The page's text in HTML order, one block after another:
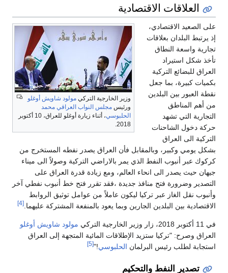
العلاقات الاقتصادية
وزير الخارجية التركي مولود شاويش أوغلو
ورئيس مجلس النواب العراقي محمد
الحلبوسي
، أثناء زيارة أوغلو للعراق، 10 أكتوبر
2018.
على الصعيد الاقتصادي،
إذ يرتبط البلدان بعلاقات
تجارية واسعة النطاق
تأخذ شكل استيراد
العراق للبضائع التركية
بكميات كبيرة، بما جعل
نقطة العبور بين البلدين
من أهم المناطق
التجارية التي تشهد
حركة دخول الشاحنات
التركية الى العراق
بشكل يومي وكبير، وبالمقابل فأن العراق يصدر نفطه المستخرج من
كركوك عبر أنبوب النفط الذي يمر بالاراضي التركية وصولاً الى ميناء
جيهان حيث يصدر الى انحاء العالم، ومع زيادة قدرة العراق على
التصدير وضرورة فتح منافذ جديدة ،فقد تقرر فتح خط أنبوب نفطي آخر
وأنبوب نقل الغاز عبر تركيا ليكون عاملاً من عوامل توثيق الروابط
الاقتصادية بين البلدين الجارين وبما يعود بالمنفعة المشتركة عليهما. [4]
في 11 أكتوبر 2018، زار وزير الخارجية التركي
مولود شاويش أوغلو
العراق وصرح: "تركيا ستزيد الإطلاقات المائية المتجهة إلى العراق
استجابة لطلب رئيس البرلمان الحلبوسي!"
[5]
تصدير النفط والتحكيم